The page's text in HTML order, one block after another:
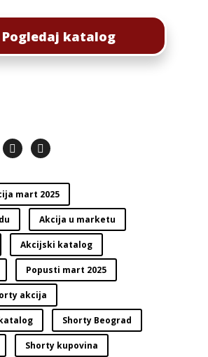
Pogledaj katalog
mart 2025
Akcija u marketu
Akcijski katalog
Popusti mart 2025
akcija
Shorty Beograd
Shorty kupovina